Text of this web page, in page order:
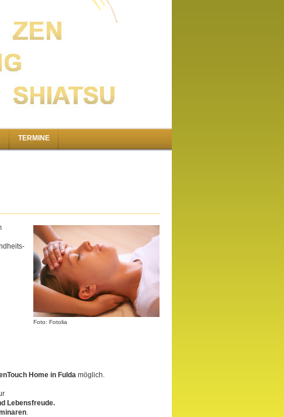
TERMINE
Foto: Fotolia
Home in Fulda möglich.
Lebensfreude.
.